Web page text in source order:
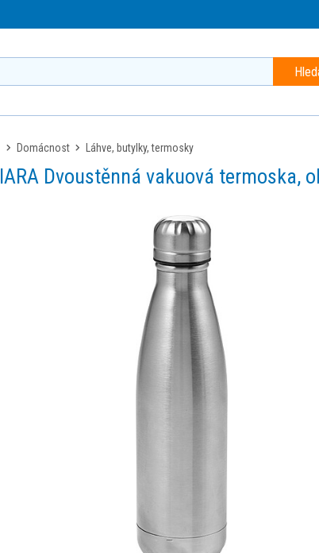
Domácnost láhve, butylky, termosky
SIARA Dvoustěnná vakuová termoska,